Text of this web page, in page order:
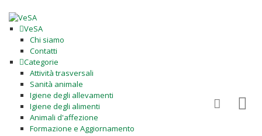
VeSA
Chi siamo
Contatti
Categorie
Attività trasversali
Sanità animale
Igiene degli allevamenti
Igiene degli alimenti
Animali d'affezione
Formazione e Aggiornamento